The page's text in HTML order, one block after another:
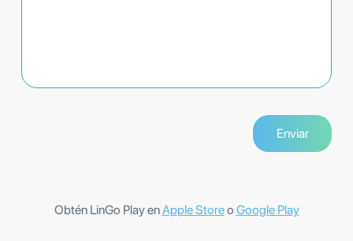
Obtén LinGo Play enApple Storeo Google Play